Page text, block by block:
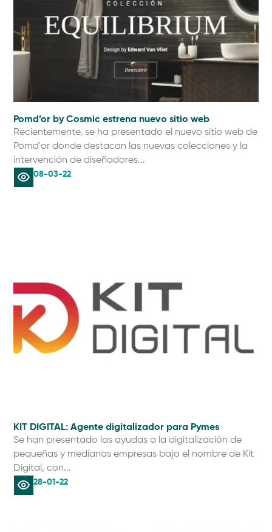
Pomd’or by Cosmic estrena nuevo sitio web
Recientemente, se ha presentado el nuevo sitio web de
Pomd'or donde destacan las nuevas colecciones y la
intervención de diseñadores...
08-03-22
KIT DIGITAL: Agente digitalizador para Pymes
Se han presentado las ayudas a la digitalización de
pequeñas y medianas empresas bajo el nombre de Kit
Digital, con...
28-01-22